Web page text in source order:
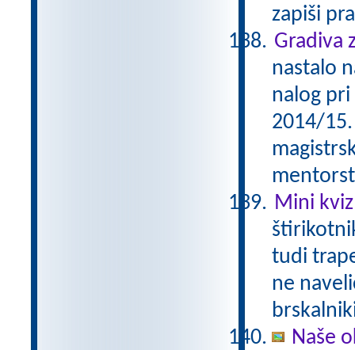
zapiši
Gradiva
nastalo
nalog
2014/
Mini
tudi
ne
Naše